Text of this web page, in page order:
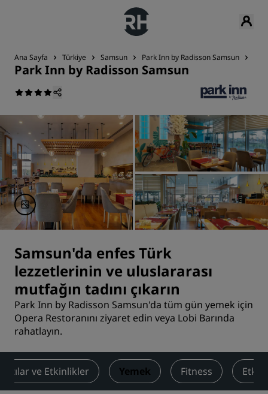
Ana Sayfa Türkiye Samsun Park Inn by Radisson Samsun
Park Inn by Radisson Samsun
Samsun'da enfes Türk
lezzetlerinin ve uluslararası
mutfağın tadını çıkarın
Park Inn by Radisson Samsun'da tüm gün yemek için
Opera Restoranını ziyaret edin veya Lobi Barında
rahatlayın.
ve Etkinlikler Yemek Fitness